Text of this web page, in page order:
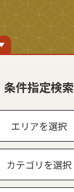
条件指定検索
エリアを選択
カテゴリを選択